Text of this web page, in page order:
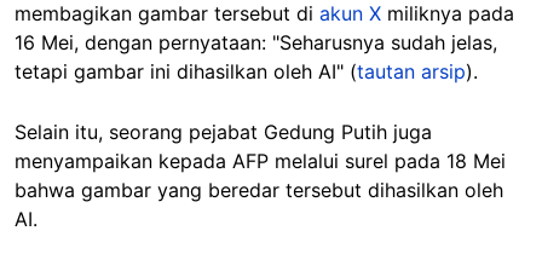
membagikan gambar tersebut di akun X miliknya pada
16 Mei, dengan pernyataan: "Seharusnya sudah jelas,
tetapi gambar ini dihasilkan oleh AI" (tautan arsip).
Selain itu, seorang pejabat Gedung Putih juga
menyampaikan kepada AFP melalui surel pada 18 Mei
bahwa gambar yang beredar tersebut dihasilkan oleh
AI.